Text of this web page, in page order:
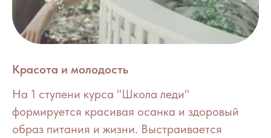
Красота и молодость
На 1 ступени курса "Школа леди"
формируется красивая осанка и здоровый
образ питания и жизни. Выстраивается